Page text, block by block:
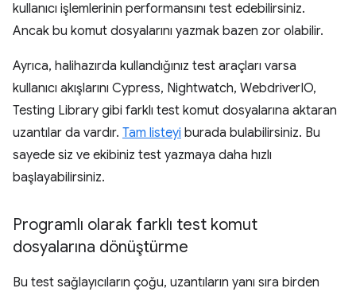
kullanıcı işlemlerinin performansını test edebilirsiniz.
Ancak bu komut dosyalarını yazmak bazen zor olabilir.
Ayrıca, halihazırda kullandığınız test araçları varsa
kullanıcı akışlarını Cypress, Nightwatch, WebdriverIO,
Testing Library gibi farklı test komut dosyalarına aktaran
uzantılar da vardır. Tam listeyi burada bulabilirsiniz. Bu
sayede siz ve ekibiniz test yazmaya daha hızlı
başlayabilirsiniz.
Programlı olarak farklı test komut
dosyalarına dönüştürme
Bu test sağlayıcıların çoğu, uzantıların yanı sıra birden